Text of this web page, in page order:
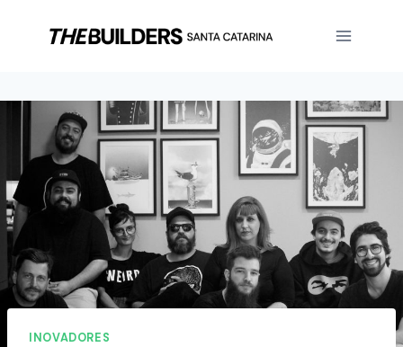
INOVADORES